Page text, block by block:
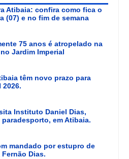
Atibaia: confira como fica o
(07) e no fim de semana
75 anos é atropelado na
Jardim Imperial
têm novo prazo para
2026.
Instituto Daniel Dias,
em Atibaia.
mandado por estupro de
Dias.